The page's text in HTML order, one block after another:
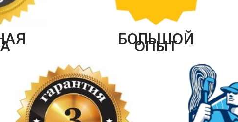
БОЛЬШОЙ
ОПЫТ